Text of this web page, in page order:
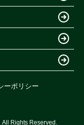
ーポリシー
All Rights Reserved.